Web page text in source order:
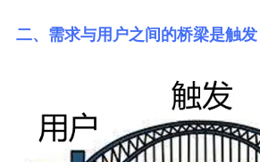
二、需求与用户之间的桥梁是触发